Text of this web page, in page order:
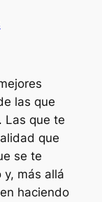
las que
Las que te
que
se te
más allá
haciendo